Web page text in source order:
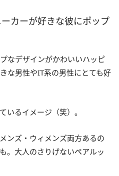
ーカーが好きな彼にポップ
なデザインがかわいいハッピ
な男性やIT系の男性にとても好
いるイメージ（笑）。
ンズ・ウィメンズ両方あるの
。大人のさりげないペアルッ